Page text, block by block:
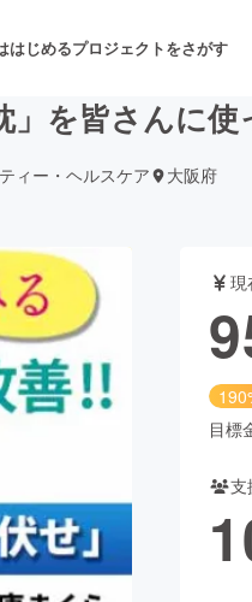
はじめるプロジェクトをさがす
舞台・パフォーマン
フード・飲食店
ビューティー・ヘ
を皆さんに使
ィー・ヘルスケア 大阪府
現
目標
支